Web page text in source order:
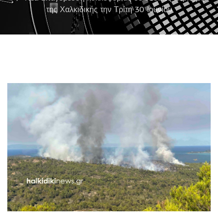
της Χαλκιδικής την Τρίτη 30 Ιουνίου